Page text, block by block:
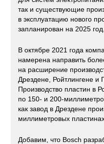
так и существующие
в эксплуатацию нового
запланирован на 2025 год.
В октябре 2021 года
намерена направить
на расширение
Дрездене, Ройтлингене и
Производство пластин в
по 150- и 200-
как завод в Дрездене
миллиметровых
Добавим, что Bosch